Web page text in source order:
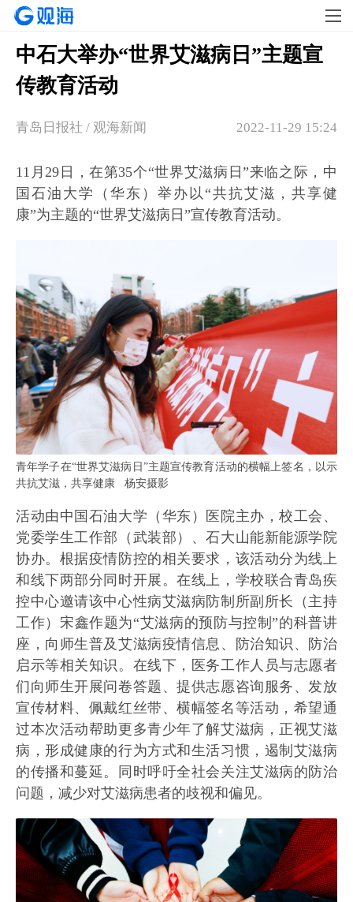
中石大举办“世界艾滋病日”主题宣
传教育活动
2022-11-29 15:24
青岛日报社 / 观海新闻
11月29日，在第35个“世界艾滋病日”来临之际，中
国石油大学（华东）举办以“共抗艾滋，共享健
康”为主题的“世界艾滋病日”宣传教育活动。
青年学子在“世界艾滋病日”主题宣传教育活动的横幅上签名，以示
共抗艾滋，共享健康 杨安摄影
活动由中国石油大学（华东）医院主办，校工会、
党委学生工作部（武装部）、石大山能新能源学院
协办。根据疫情防控的相关要求，该活动分为线上
和线下两部分同时开展。在线上，学校联合青岛疾
控中心邀请该中心性病艾滋病防制所副所长（主持
工作）宋鑫作题为“艾滋病的预防与控制”的科普讲
座，向师生普及艾滋病疫情信息、防治知识、防治
启示等相关知识。在线下，医务工作人员与志愿者
们向师生开展问卷答题、提供志愿咨询服务、发放
宣传材料、佩戴红丝带、横幅签名等活动，希望通
过本次活动帮助更多青少年了解艾滋病，正视艾滋
病，形成健康的行为方式和生活习惯，遏制艾滋病
的传播和蔓延。同时呼吁全社会关注艾滋病的防治
问题，减少对艾滋病患者的歧视和偏见。